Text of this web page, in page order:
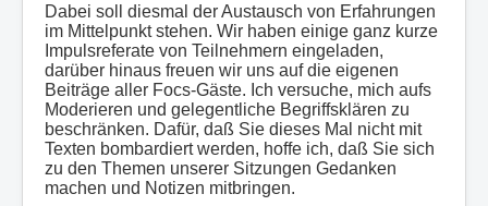
Dabei soll diesmal der Austausch von Erfahrungen
im Mittelpunkt stehen. Wir haben einige ganz kurze
Impulsreferate von Teilnehmern eingeladen,
darüber hinaus freuen wir uns auf die eigenen
Beiträge aller Focs-Gäste. Ich versuche, mich aufs
Moderieren und gelegentliche Begriffsklären zu
beschränken. Dafür, daß Sie dieses Mal nicht mit
Texten bombardiert werden, hoffe ich, daß Sie sich
zu den Themen unserer Sitzungen Gedanken
machen und Notizen mitbringen.